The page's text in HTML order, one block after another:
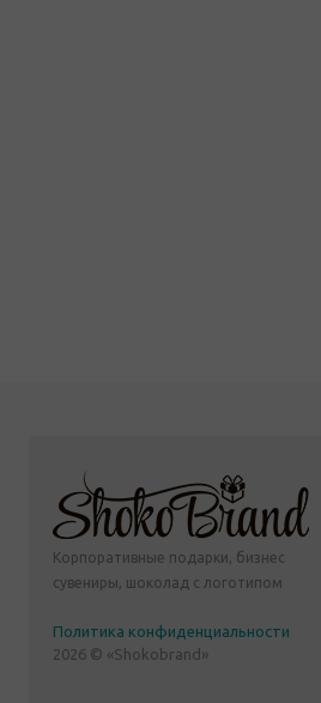
Корпоративные подарки, бизнес
сувениры, шоколад с логотипом
Политика конфиденциальности
2026 © «Shokobrand»